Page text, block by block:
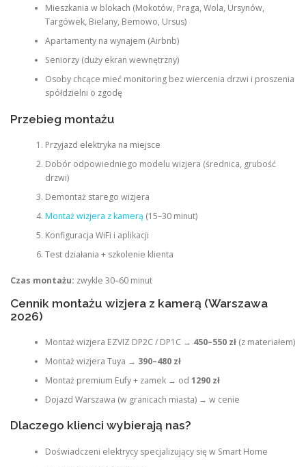
Mieszkania w blokach (Mokotów, Praga, Wola, Ursynów,
Targówek, Bielany, Bemowo, Ursus)
Apartamenty na wynajem (Airbnb)
Seniorzy (duży ekran wewnętrzny)
Osoby chcące mieć monitoring bez wiercenia drzwi i proszenia
spółdzielni o zgodę
Przebieg montażu
Przyjazd elektryka na miejsce
Dobór odpowiedniego modelu wizjera (średnica, grubość
drzwi)
Demontaż starego wizjera
Montaż wizjera z kamerą (15–30 minut)
Konfiguracja WiFi i aplikacji
Test działania + szkolenie klienta
Czas montażu: zwykle 30–60 minut
Cennik montażu wizjera z kamerą (Warszawa
2026)
Montaż wizjera EZVIZ DP2C / DP1C → 450–550 zł(z materiałem)
Montaż wizjera Tuya → 390–480 zł
Montaż premium Eufy + zamek → od 1290 zł
Dojazd Warszawa (w granicach miasta) → w cenie
Dlaczego klienci wybierają nas?
Doświadczeni elektrycy specjalizujący się w Smart Home